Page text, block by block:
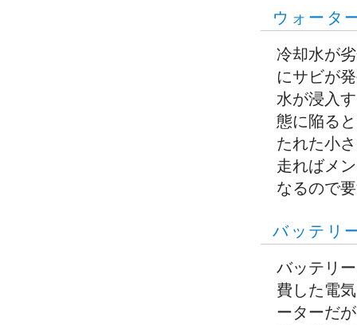
ウォータ
冷却水が
にサビが
水が浸入
態に陥る
たれた小
走ればメ
なるので
バッテリ
バッテリ
費した電
ーターだ